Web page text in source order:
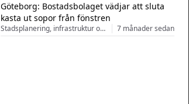
Göteborg: Bostadsbolaget vädjar att sluta
kasta ut sopor från fönstren
Stadsplanering, infrastruktur och arkitektur 7 månader sedan